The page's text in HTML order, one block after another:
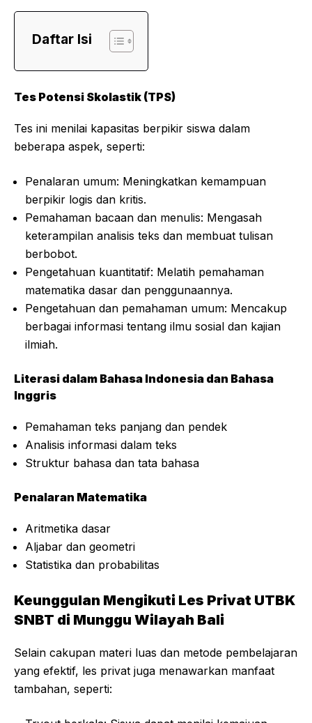
Daftar Isi
Tes Potensi Skolastik (TPS)
Tes ini menilai kapasitas berpikir siswa dalam
beberapa aspek, seperti:
Penalaran umum: Meningkatkan kemampuan
berpikir logis dan kritis.
Pemahaman bacaan dan menulis: Mengasah
keterampilan analisis teks dan membuat tulisan
berbobot.
Pengetahuan kuantitatif: Melatih pemahaman
matematika dasar dan penggunaannya.
Pengetahuan dan pemahaman umum: Mencakup
berbagai informasi tentang ilmu sosial dan kajian
ilmiah.
Literasi dalam Bahasa Indonesia dan Bahasa
Inggris
Pemahaman teks panjang dan pendek
Analisis informasi dalam teks
Struktur bahasa dan tata bahasa
Penalaran Matematika
Aritmetika dasar
Aljabar dan geometri
Statistika dan probabilitas
Keunggulan Mengikuti Les Privat UTBK
SNBT di Munggu Wilayah Bali
Selain cakupan materi luas dan metode pembelajaran
yang efektif, les privat juga menawarkan manfaat
tambahan, seperti: